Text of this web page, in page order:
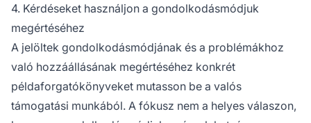
4. Kérdéseket használjon a gondolkodásmódjuk
megértéséhez
A jelöltek gondolkodásmódjának és a problémákhoz
való hozzáállásának megértéséhez konkrét
példaforgatókönyveket mutasson be a valós
támogatási munkából. A fókusz nem a helyes válaszon,